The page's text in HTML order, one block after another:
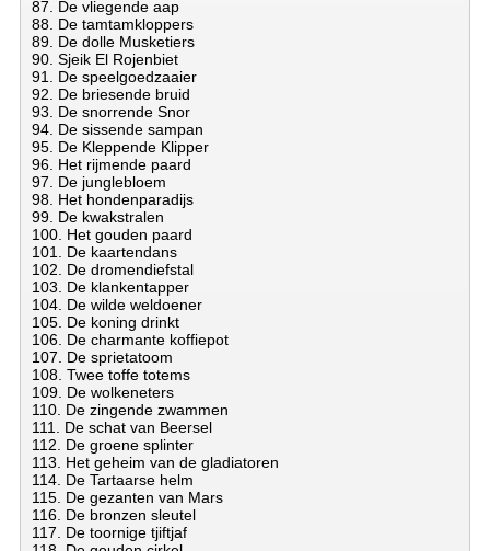
87. De vliegende aap
88. De tamtamkloppers
89. De dolle Musketiers
90. Sjeik El Rojenbiet
91. De speelgoedzaaier
92. De briesende bruid
93. De snorrende Snor
94. De sissende sampan
95. De Kleppende Klipper
96. Het rijmende paard
97. De junglebloem
98. Het hondenparadijs
99. De kwakstralen
100. Het gouden paard
101. De kaartendans
102. De dromendiefstal
103. De klankentapper
104. De wilde weldoener
105. De koning drinkt
106. De charmante koffiepot
107. De sprietatoom
108. Twee toffe totems
109. De wolkeneters
110. De zingende zwammen
111. De schat van Beersel
112. De groene splinter
113. Het geheim van de gladiatoren
114. De Tartaarse helm
115. De gezanten van Mars
116. De bronzen sleutel
117. De toornige tjiftjaf